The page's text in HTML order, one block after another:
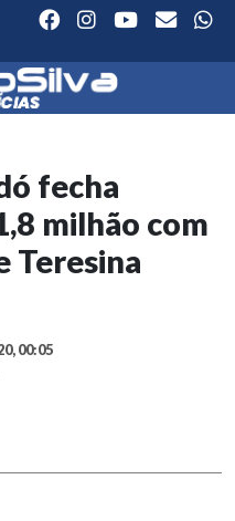
fecha
milhão com
Teresina
00:05